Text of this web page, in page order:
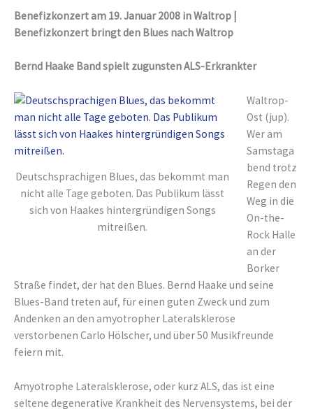
Benefizkonzert am 19. Januar 2008 in Waltrop |
Benefizkonzert bringt den Blues nach Waltrop
Bernd Haake Band spielt zugunsten ALS-Erkrankter
Deutschsprachigen Blues, das bekommt man
nicht alle Tage geboten. Das Publikum lässt
sich von Haakes hintergründigen Songs
mitreißen.
Waltrop-
Ost (jup).
Wer am
Samstaga
bend trotz
Regen den
Weg in die
On-the-
Rock Halle
an der
Borker
Straße findet, der hat den Blues. Bernd Haake und seine
Blues-Band treten auf, für einen guten Zweck und zum
Andenken an den amyotropher Lateralsklerose
verstorbenen Carlo Hölscher, und über 50 Musikfreunde
feiern mit.
Amyotrophe Lateralsklerose, oder kurz ALS, das ist eine
seltene degenerative Krankheit des Nervensystems, bei der